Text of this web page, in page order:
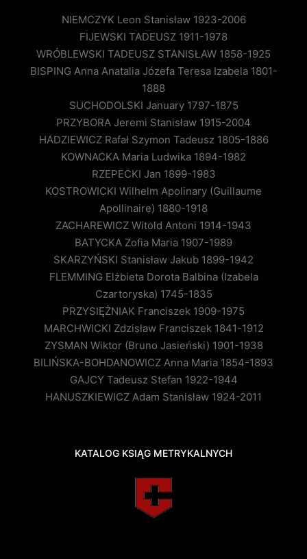
NIEMCZYK Leon Stanisław 1923-2006
FIJEWSKI TADEUSZ 1911-1978
WRÓBLEWSKI TADEUSZ STANISŁAW 1858-1925
BISPING Anna Anatalia Józefa Teresa Izabela 1801-
1888
SUCHODOLSKI January 1797-1875
PRZYBORA Jeremi Stanisław 1915-2004
HADZIEWICZ Rafał Szymon Tadeusz 1805-1886
KOWNACKA Maria Ludwika 1894-1982
RZEPECKI Jan 1899-1983
KOSTROWICKI Wilhelm Apolinary (Guillaume
Apollinaire) 1880-1918
ZACHAREWICZ Witold Antoni 1914-1943
BATYCKA Zofia Maria 1907-1989
SKARZYŃSKI Stanisław Jakub 1899-1942
FLEMMING Elżbieta Dorota Balbina (Izabela
Czartoryska) 1745-1835
PRZYSIĘŻNIAK Franciszek 1909-1975
MARCHWICKI Zdzisław Franciszek 1841-1912
ZYSMAN Wiktor (Bruno Jasieński) 1901-1938
BILIŃSKA-BOHDANOWICZ Anna Maria 1854-1893
GAJCY Tadeusz Stefan 1922-1944
HANUSZKIEWICZ Adam Stanisław 1924-2011
KATALOG KSIĄG METRYKALNYCH